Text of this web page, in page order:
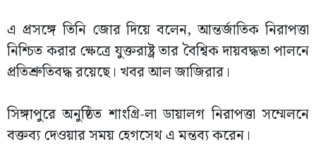
এ প্রসঙ্গে তিনি জোর দিয়ে বলেন, আন্তর্জাতিক নিরাপত্তা
নিশ্চিত করার ক্ষেত্রে যুক্তরাষ্ট্র তার বৈশ্বিক দায়বদ্ধতা পালনে
প্রতিশ্রুতিবদ্ধ রয়েছে। খবর আল জাজিরার।
সিঙ্গাপুরে অনুষ্ঠিত শাংগ্রি-লা ডায়ালগ নিরাপত্তা সম্মেলনে
বক্তব্য দেওয়ার সময় হেগসেথ এ মন্তব্য করেন।